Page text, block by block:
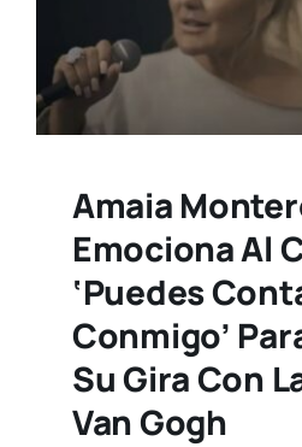
Amaia
Emociona Al
‘Puedes
Conmigo’
Su Gira Con
Van Gogh